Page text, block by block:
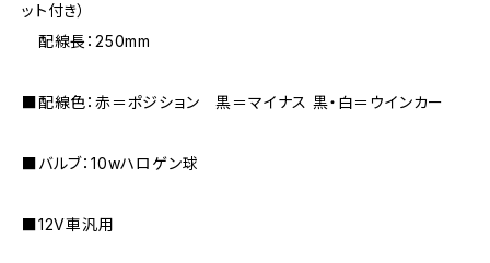
ット付き）
配線長：250mm
■配線色：赤＝ポジション 黒＝マイナス 黒・白＝ウインカー
■バルブ：10wハロゲン球
■12V車汎用